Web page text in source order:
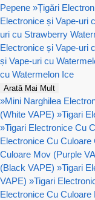
Pepene »Țigări
Electronice și Vape-uri
uri cu Strawberry
Electronice și Vape-uri
și Vape-uri cu
cu Watermelon Ice
Arată Mai Mult
»Mini Narghilea
(White VAPE) »Tigari
»Tigari Electronice Cu
Electronice Cu Culoare
Culoare Mov (Purple
(Black VAPE) »Tigari
VAPE) »Tigari
Electronice Cu Culoare